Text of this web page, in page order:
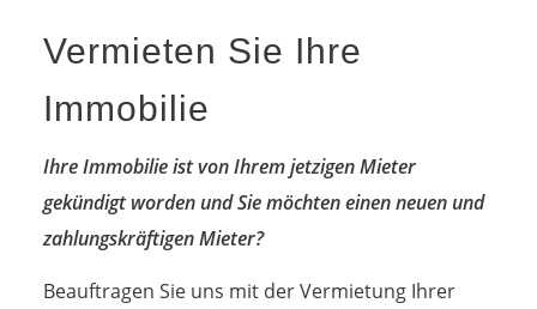
Vermieten Sie Ihre
Immobilie
Ihre Immobilie ist von Ihrem jetzigen Mieter
gekündigt worden und Sie möchten einen neuen und
zahlungskräftigen Mieter?
Beauftragen Sie uns mit der Vermietung Ihrer